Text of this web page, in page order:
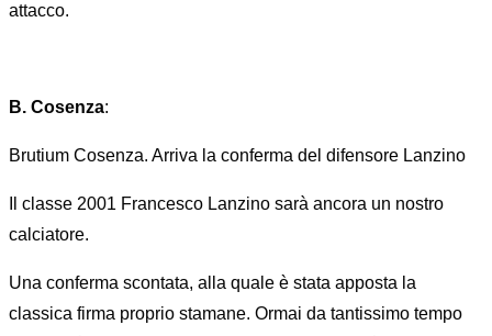
attacco.
B. Cosenza:
Brutium Cosenza. Arriva la conferma del difensore Lanzino
Il classe 2001 Francesco Lanzino sarà ancora un nostro
calciatore.
Una conferma scontata, alla quale è stata apposta la
classica firma proprio stamane. Ormai da tantissimo tempo